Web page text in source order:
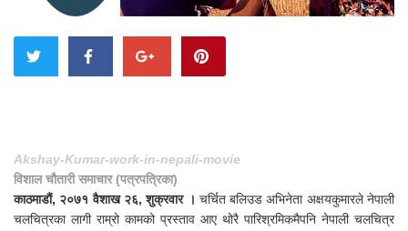
Akshay-Kumar-work-in-nepali-movie
विशाल चौतारी समाचार (पत्रपत्रिका)
काठमाडौं, २०७१ वैशाख २६, शुक्रवार । चर्चित बलिउड अभिनेता अक्षयकुमारले नेपाली
चलचित्रका लागी राम्रो कामको प्रस्ताव आए थोरै पारिश्रमिकमैपनि नेपाली चलचित्र